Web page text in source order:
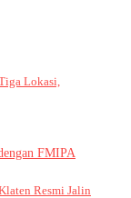
Lokasi,
Resmi Jalin